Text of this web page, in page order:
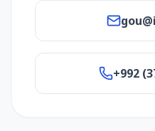
+992